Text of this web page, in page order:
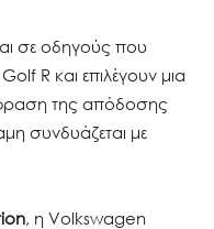
σε οδηγούς που
R και επιλέγουν μια
της απόδοσης
συνδυάζεται με
, η Volkswagen